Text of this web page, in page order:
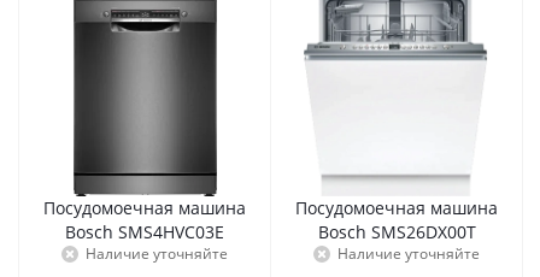
Посудомоечная машина
Bosch SMS4HVC03E
Наличие уточняйте
Посудомоечная машина
Bosch SMS26DX00T
Наличие уточняйте